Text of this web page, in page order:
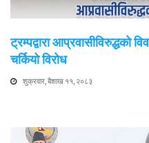
ट्रम्पद्वारा आप्रवासीविरुद्धको
चर्कियो विरोध
शुक्रवार, बैशाख ११, २०८३